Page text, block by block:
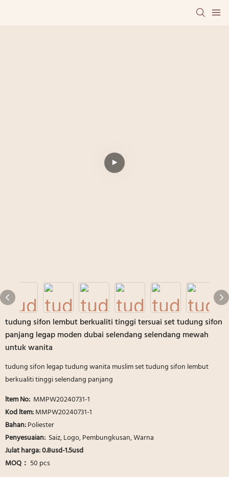
tudung sifon lembut berkualiti tinggi tersuai set tudung sifon
panjang legap moden dubai selendang selendang mewah
untuk wanita
tudung sifon legap tudung wanita muslim set tudung sifon lembut
berkualiti tinggi selendang panjang
ltem No: MMPW20240731-1
Kod ltem:MMPW20240731-1
Bahan:Poliester
Penyesuaian: Saiz, Logo, Pembungkusan, Warna
Julat harga:0.8usd-1.5usd
MOQ： 50 pcs